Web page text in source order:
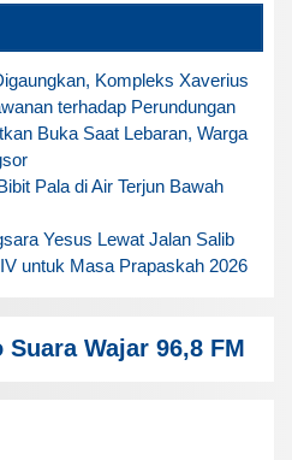
Kompleks Xaverius
terhadap Perundungan
Buka Saat Lebaran, Warga
Pala di Air Terjun Bawah
Yesus Lewat Jalan Salib
untuk Masa Prapaskah 2026
Wajar 96,8 FM